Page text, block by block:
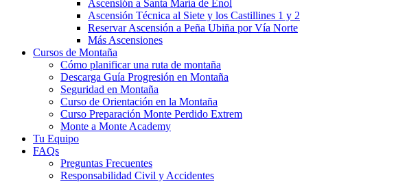
Ascensión a Santa María de Enol
Ascensión Técnica al Siete y los Castillines 1 y 2
Reservar Ascensión a Peña Ubiña por Vía Norte
Más Ascensiones
Cursos de Montaña
Cómo planificar una ruta de montaña
Descarga Guía Progresión en Montaña
Seguridad en Montaña
Curso de Orientación en la Montaña
Curso Preparación Monte Perdido Extrem
Monte a Monte Academy
Tu Equipo
FAQs
Preguntas Frecuentes
Responsabilidad Civil y Accidentes